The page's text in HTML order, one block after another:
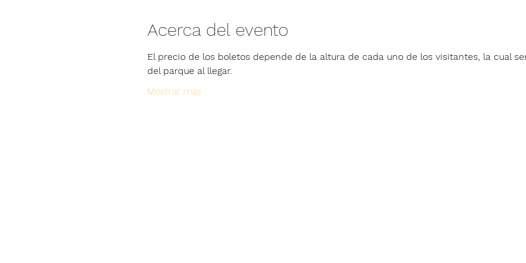
Acerca del evento
El precio de los boletos depende de la altura de cada uno de los visitantes, la cual
del parque al llegar.
Mostrar más